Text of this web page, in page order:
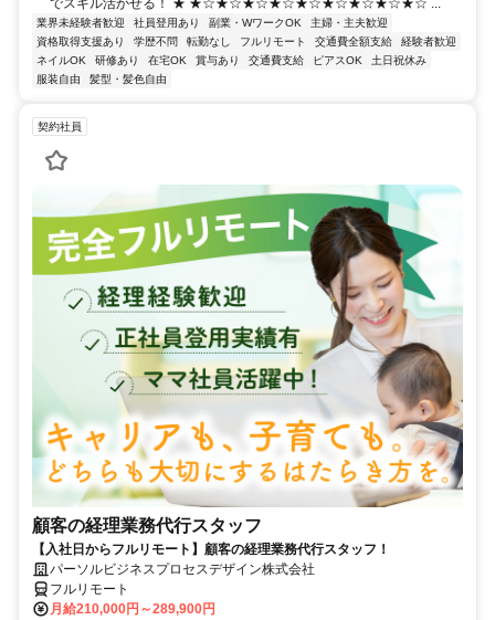
でスキル活かせる！ ★ ★☆★☆★☆★☆★☆★☆★☆★☆★☆ ...
業界未経験者歓迎 社員登用あり 副業・WワークOK
主婦・主夫歓迎
資格取得支援あり
学歴不問 転勤なし フルリモート 交通費全額支給
経験者歓迎
ネイルOK
研修あり 在宅OK 賞与あり 交通費支給 ピアスOK
土日祝休み
服装自由
髪型・髪色自由
契約社員
顧客の経理業務代行スタッフ
【入社日からフルリモート】顧客の経理業務代行スタッフ！
パーソルビジネスプロセスデザイン株式会社
フルリモート
月給210,000円～289,900円